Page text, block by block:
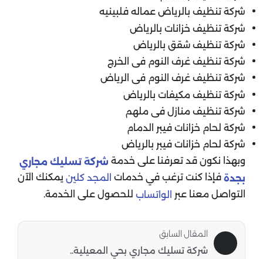
شركة تنظيف بالرياض عماله فلبينيه
شركة تنظيف خزانات بالرياض
شركة تنظيف شقق بالرياض
شركة تنظيف غرف النوم فى الخرج
شركة تنظيف غرف النوم فى الرياض
شركة تنظيف مكيفات بالرياض
شركة تنظيف منازل فى ملهم
شركة لحام خزانات فيبر الدمام
شركة لحام خزانات فيبر بالرياض
وبهذا نكون قد تعرفنا على خدمة شركة تسليك مجاري
بجدة فإذا كنت ترغب في خدمات المجد كلين يمكنك الآن
التواصل معنا عبر
الواتساب للحصول على الخدمة.
المقال السابق
شركة تسليك مجاري بحي المعيلية..